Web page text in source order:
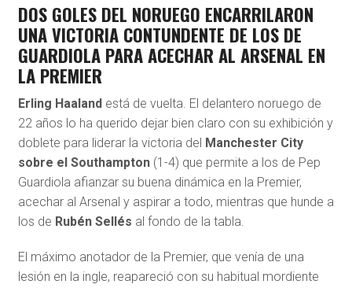
DOS GOLES DEL NORUEGO ENCARRILARON
UNA VICTORIA CONTUNDENTE DE LOS DE
GUARDIOLA PARA ACECHAR AL ARSENAL EN
LA PREMIER
Erling Haaland está de vuelta. El delantero noruego de
22 años lo ha querido dejar bien claro con su exhibición y
doblete para liderar la victoria del Manchester City
sobre el Southampton(1-4) que permite a los de Pep
Guardiola afianzar su buena dinámica en la Premier,
acechar al Arsenal y aspirar a todo, mientras que hunde a
los de Rubén Sellés al fondo de la tabla.
El máximo anotador de la Premier, que venía de una
lesión en la ingle, reapareció con su habitual mordiente